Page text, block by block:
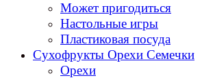
Может пригодиться
Настольные игры
Пластиковая посуда
Сухофрукты Орехи Семечки
Орехи